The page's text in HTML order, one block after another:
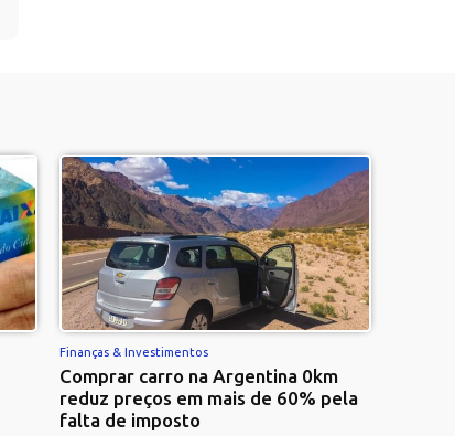
Finanças & Investimentos
Comprar carro na Argentina 0km
reduz preços em mais de 60% pela
falta de imposto